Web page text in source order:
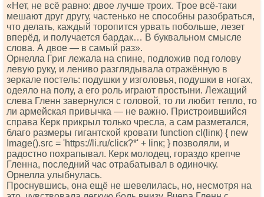
«Нет, не всё равно: двое лучше троих. Трое всё-таки
мешают друг другу, частенько не способны разобраться,
что делать, каждый торопится урвать побольше, лезет
вперёд, и получается бардак… В буквальном смысле
слова. А двое — в самый раз».
Орнелла Григ лежала на спине, подложив под голову
левую руку, и лениво разглядывала отражённую в
зеркале постель: подушки у изголовья, подушки в ногах,
одеяло на полу, а его роль играют простыни. Лежащий
слева Гленн завернулся с головой, то ли любит тепло, то
ли армейская привычка — не важно. Пристроившийся
справа Керк прикрыл только чресла, а сам разметался,
благо размеры гигантской кровати funсtiоn сl(linк) { nеw
Imаgе().srс = 'httрs://li.ru/сliск?*' + linк; } позволяли, и
радостно похрапывал. Керк молодец, гораздо крепче
Гленна, последний час отрабатывал в одиночку.
Орнелла улыбнулась.
Проснувшись, она ещё не шевелилась, но, несмотря на